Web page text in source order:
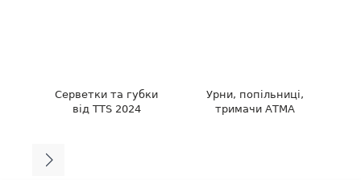
Серветки та губки
від TTS 2024
Урни, попільниці,
тримачи АТМА